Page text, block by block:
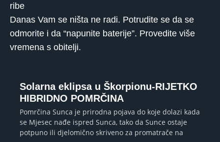
ribe
Danas Vam se ništa ne radi. Potrudite se da se
odmorite i da “napunite baterije”. Provedite više
vremena s obitelji.
Solarna eklipsa u Škorpionu-RIJETKO
HIBRIDNO POMRČINA
Pomrčina Sunca je prirodna pojava do koje dolazi kada
se Mjesec nađe ispred Sunca, tako da Sunce ostaje
potpuno ili djelomično skriveno za promatrače na